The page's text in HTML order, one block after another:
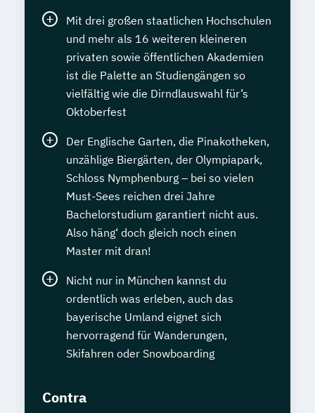
Spezialist*in für digitale Geschäftsmodelle
Spezialist*in für systemisches
Management und Coaching
Spezialist*in internationales Recht
Sprachdiplom "Cambridge English:
Advanced (CAE)" - C1
(FCE)" - B2
Sprachdiplom "Cambridge English:
Proficiency (CPE)" - C2
Staatlich geprüfte*r Übersetzer*in Englisch
Staatlich geprüfte*r Übersetzer*in
Staatlich geprüfte*r Übersetzer*in
Spanisch
Statistik kompakt
Systems Engineering Manager*in
Talent Manager*in
Technical Manager*in
Techniker*in Elektrotechnik
Mit drei großen staatlichen Hochschulen
und mehr als 16 weiteren kleineren
privaten sowie öffentlichen Akademien
ist die Palette an Studiengängen so
vielfältig wie die Dirndlauswahl für’s
Oktoberfest
Der Englische Garten, die Pinakotheken,
unzählige Biergärten, der Olympiapark,
Schloss Nymphenburg – bei so vielen
Must-Sees reichen drei Jahre
Bachelorstudium garantiert nicht aus.
Also häng‘ doch gleich noch einen
Master mit dran!
Nicht nur in München kannst du
ordentlich was erleben, auch das
bayerische Umland eignet sich
hervorragend für Wanderungen,
Skifahren oder Snowboarding
Contra